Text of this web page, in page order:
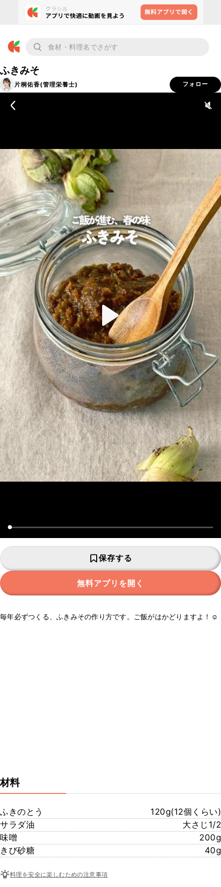
ふきみそ
片桐佑香(管理栄養士) フォロー
保存する
無料アプリを開く
毎年必ずつくる、ふきみその作り方です。ご飯がはかどりますよ！☺️
材料
ふきのとう
120g(12個くらい)
サラダ油
大さじ1/2
味噌
200g
きび砂糖
40g
料理を安全に楽しむための注意事項